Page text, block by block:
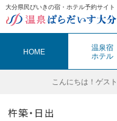
大分県民びいきの宿・ホテル予約サイト
HOME
温泉宿
ホテル
こんにちは！ ゲス
杵築・日出